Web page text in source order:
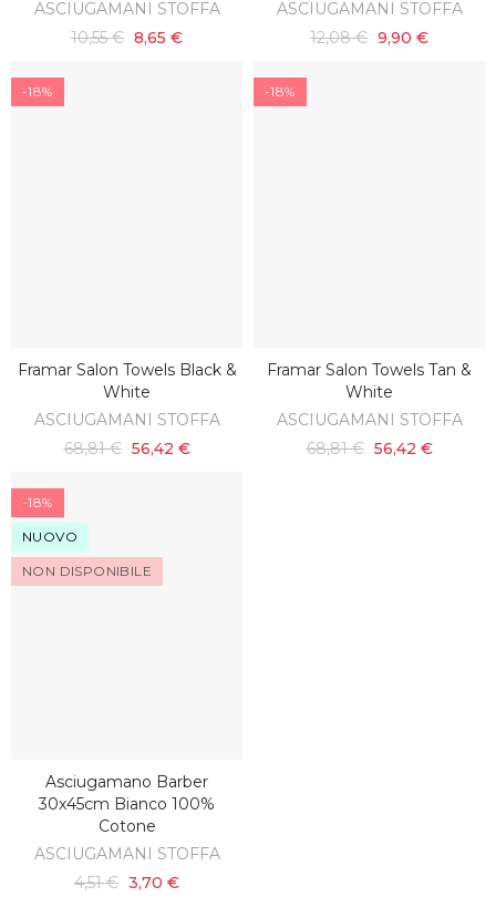
ASCIUGAMANI STOFFA
10,55 € 8,65 €
ASCIUGAMANI STOFFA
12,08 € 9,90 €
-18%
AGGIUNGI AL CARRELLO
Framar Salon Towels Black &
White
ASCIUGAMANI STOFFA
68,81 € 56,42 €
-18%
AGGIUNGI AL CARRELLO
Framar Salon Towels Tan &
White
ASCIUGAMANI STOFFA
68,81 € 56,42 €
-18%
NUOVO
NON DISPONIBILE
SCOPRI
Asciugamano Barber
30x45cm Bianco 100%
Cotone
ASCIUGAMANI STOFFA
4,51 € 3,70 €